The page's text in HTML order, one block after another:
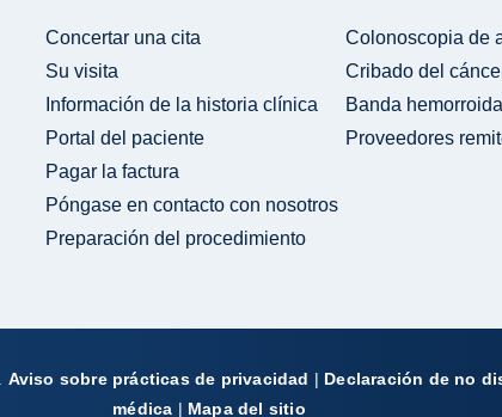
Concertar una cita
Su visita
Información de la historia clínica
Portal del paciente
Pagar la factura
Póngase en contacto con nosotros
Preparación del procedimiento
Colonoscopia de
Cribado del
Banda hemorroidal
Proveedores
Aviso sobre prácticas de privacidad | Declaración de no
médica | Mapa del sitio